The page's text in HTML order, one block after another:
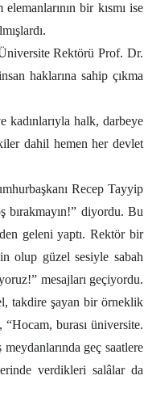
bir kısmı ise
Rektörü Prof. Dr.
haklarına sahip çıkma
kadınlarıyla halk, darbeye
dahil hemen her devlet
Recep Tayyip
bırakmayın!” diyordu. Bu
geleni yaptı. Rektör bir
olup güzel sesiyle sabah
mesajları geçiyordu.
takdire şayan bir örneklik
burası üniversite.
geç saatlere
verdikleri salâlar da